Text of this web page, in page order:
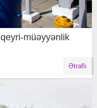
müəyyənlik
Ətraflı